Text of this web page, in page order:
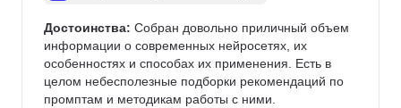
Достоинства: Собран довольно приличный объем
информации о современных нейросетях, их
особенностях и способах их применения. Есть в
целом небесполезные подборки рекомендаций по
промптам и методикам работы с ними.